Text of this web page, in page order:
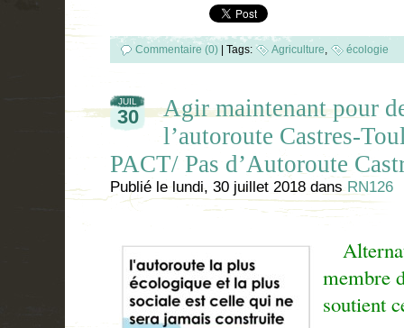
Commentaire (0) Tags: Agriculture, écologie
JUIL
30
Agir maintenant pour
l’autoroute Castres-
PACT/ Pas d’Autoroute
Publié lelundi, 30 juillet 2018 dans RN126
membre
soutient